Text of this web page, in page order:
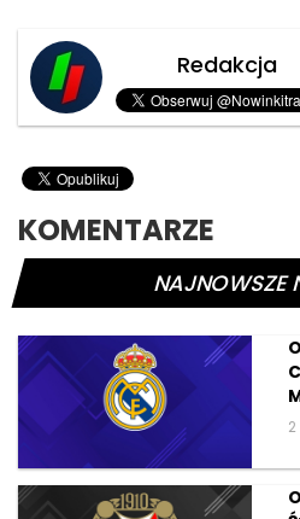
Redakcja
KOMENTARZE
NAJNOWSZE